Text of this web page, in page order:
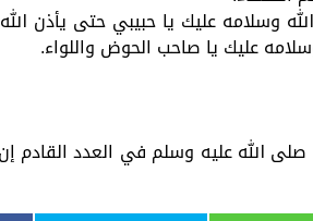
وسلامه عليك يا حبيبي حتى يأذن الله
عليك يا صاحب الحوض واللواء.
الله عليه وسلم في العدد القادم إن